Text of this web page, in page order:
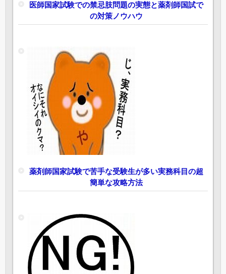
医師国家試験での禁忌肢問題の実態と薬剤師国試で
の対策ノウハウ
薬剤師国家試験で苦手な受験生が多い実務科目の超
簡単な攻略方法